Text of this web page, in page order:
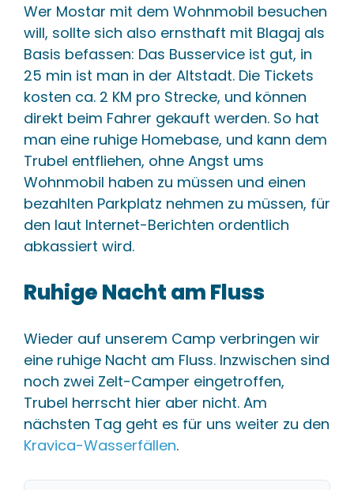
Wer Mostar mit dem Wohnmobil besuchen
will, sollte sich also ernsthaft mit Blagaj als
Basis befassen: Das Busservice ist gut, in
25 min ist man in der Altstadt. Die Tickets
kosten ca. 2 KM pro Strecke, und können
direkt beim Fahrer gekauft werden. So hat
man eine ruhige Homebase, und kann dem
Trubel entfliehen, ohne Angst ums
Wohnmobil haben zu müssen und einen
bezahlten Parkplatz nehmen zu müssen, für
den laut Internet-Berichten ordentlich
abkassiert wird.
Ruhige Nacht am Fluss
Wieder auf unserem Camp verbringen wir
eine ruhige Nacht am Fluss. Inzwischen sind
noch zwei Zelt-Camper eingetroffen,
Trubel herrscht hier aber nicht. Am
nächsten Tag geht es für uns weiter zu den
Kravica-Wasserfällen.